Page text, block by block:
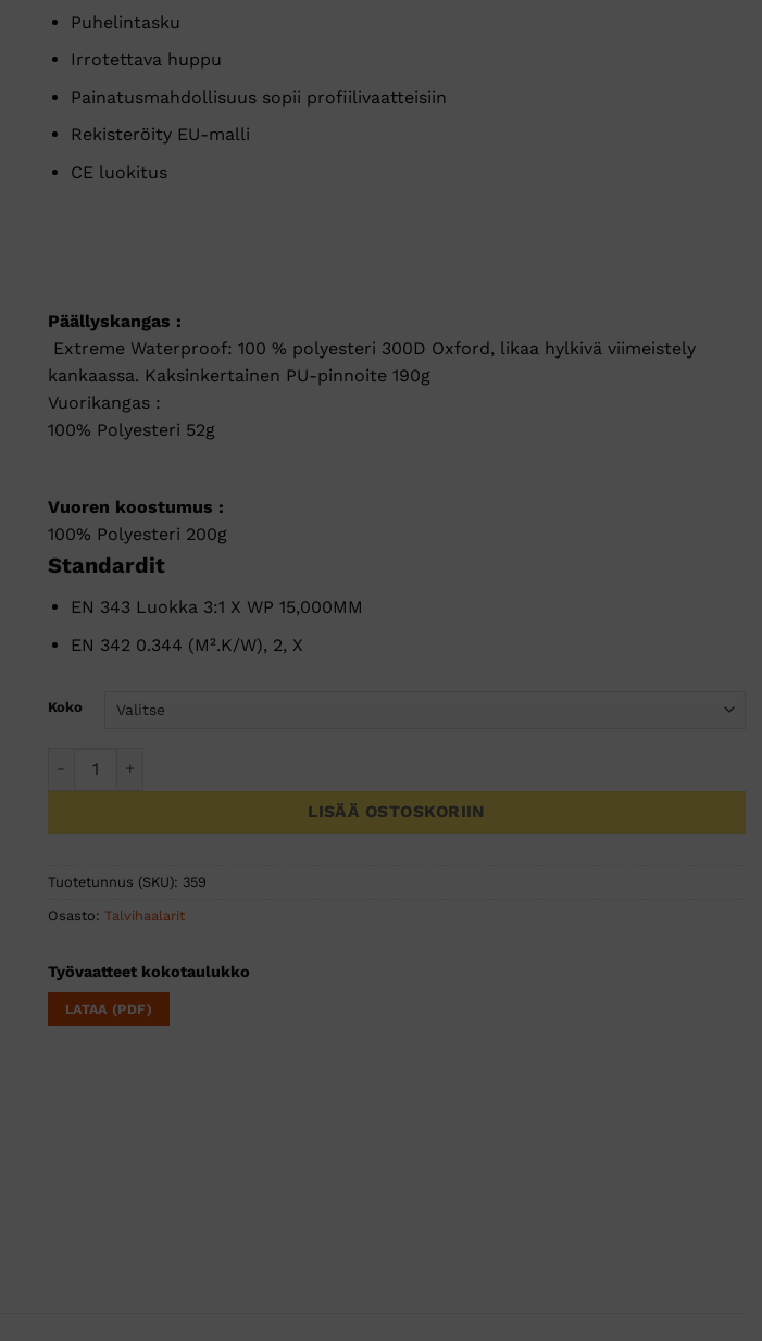
Puhelintasku
Irrotettava huppu
Painatusmahdollisuus sopii profiilivaatteisiin
Rekisteröity EU-malli
CE luokitus
Päällyskangas :
Extreme Waterproof: 100 % polyesteri 300D Oxford, likaa hylkivä viimeistely
kankaassa. Kaksinkertainen PU-pinnoite 190g
Vuorikangas :
100% Polyesteri 52g
Vuoren koostumus :
100% Polyesteri 200g
Standardit
EN 343 Luokka 3:1 X WP 15,000MM
EN 342 0.344 (M².K/W), 2, X
Koko
LISÄÄ OSTOSKORIIN
Tuotetunnus (SKU): 359
Osasto: Talvihaalarit
Työvaatteet kokotaulukko
LATAA (PDF)